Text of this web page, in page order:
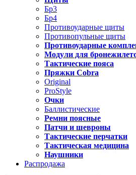
Бр3
Бр4
Противоударные щиты
Противопульные щиты
Противоударные
Модули для
Тактические пояса
Пряжки Cobra
Original
ProStyle
Очки
Баллистические
Ремни поясные
Патчи и шевроны
Тактические перчатки
Тактическая медицина
Наушники
Распродажа